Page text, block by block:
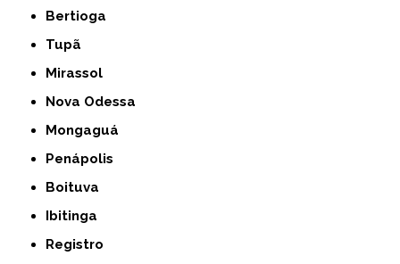
Bertioga
Tupã
Mirassol
Nova Odessa
Mongaguá
Penápolis
Boituva
Ibitinga
Registro